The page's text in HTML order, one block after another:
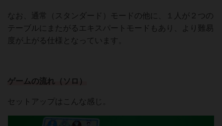
なお、通常（スタンダード）モードの他に、１人が２つの
テーブルにまたがるエキスパートモードもあり、より難易
度が上がる仕様となっています。
ゲームの流れ（ソロ）
セットアップはこんな感じ。